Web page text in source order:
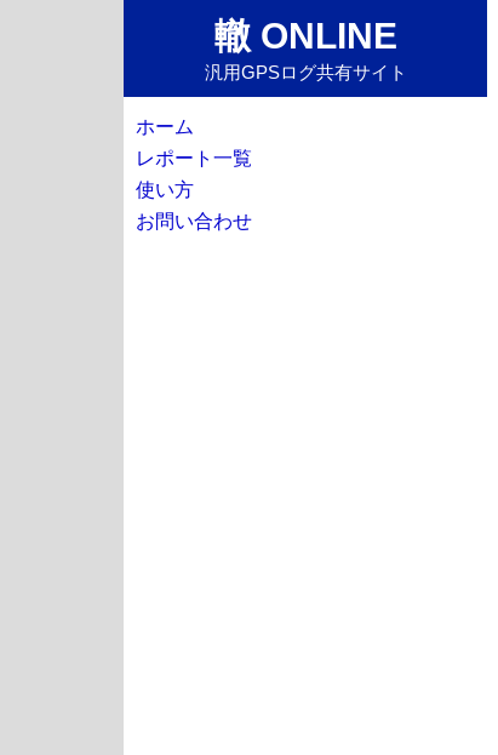
轍 ONLINE
汎用GPSログ共有サイト
ホーム
レポート一覧
使い方
お問い合わせ